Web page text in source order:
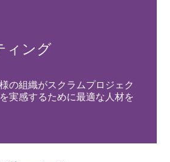
ィング
の組織がスクラムプロジェク
実感するために最適な人材を